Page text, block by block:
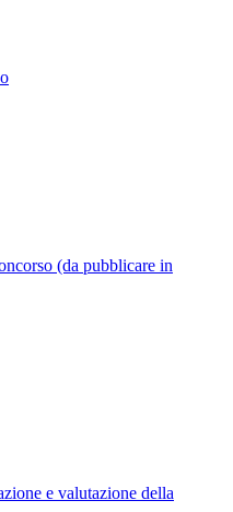
(da pubblicare in
e valutazione della